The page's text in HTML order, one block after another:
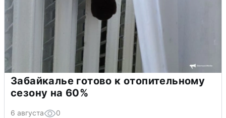
Забайкалье готово к отопительному
сезону на 60%
6 августа 0